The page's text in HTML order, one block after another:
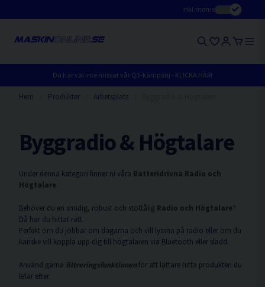
Inkl.moms
Du har väl inte missat vår Q3-kampanj - KLICKA HÄR!
Hem Produkter Arbetsplats
Byggradio & Högtalare
Under denna kategori finner ni våra Batteridrivna Radio och
Högtalare
Behöver du en smidig, robust och stöttålig Radio och Högtalare?
Då har du hittat rätt.
Perfekt om du jobbar om dagarna och vill lyssna på radio eller om du
kanske vill koppla upp dig till högtalaren via Bluetooth eller sladd.
Använd gärna filtreringsfunktionenför att lättare hitta produkten du
letar efter.